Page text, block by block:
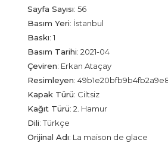
Sayfa Sayısı: 56
Basım Yeri: İstanbul
Baskı: 1
Basım Tarihi: 2021-04
Çeviren: Erkan Ataçay
Resimleyen:
Kapak Türü: Ciltsiz
Kağıt Türü: 2. Hamur
Dili:Türkçe
Orijinal Adı: La maison de glace